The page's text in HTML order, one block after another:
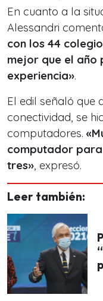
En cuanto a la
Alessandri
con los 44
mejor que el año
experiencia».
El edil señaló que
conectividad, se
computadores.
computador para
tres» , expresó.
Leer también: